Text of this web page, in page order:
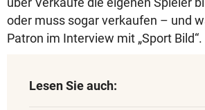
oder muss sogar verkaufen – und
Patron im Interview mit „Sport Bild“.
Lesen Sie auch: